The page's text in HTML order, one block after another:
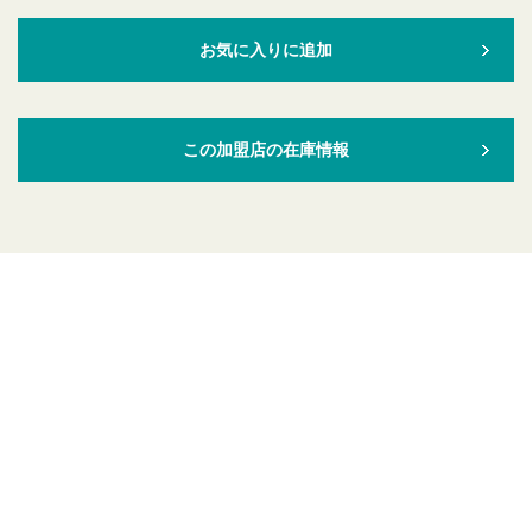
お気に入りに追加
この加盟店の在庫情報